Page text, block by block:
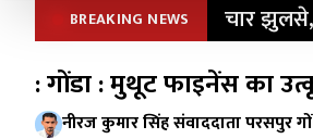
BREAKING NEWS चार
: गोंडा : मुथूट फाइनेंस का
नीरज कुमार सिंह संवाददाता परसपुर